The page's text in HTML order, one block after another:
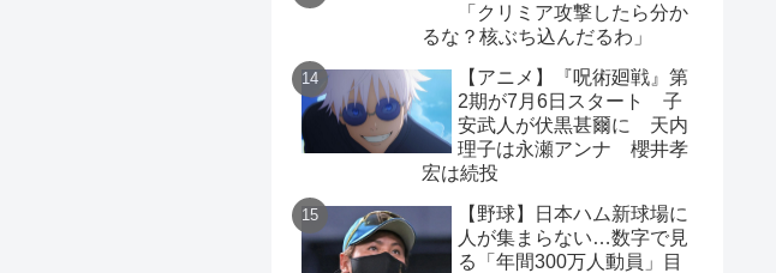
「クリミア攻撃したら分か
るな？核ぶち込んだるわ」
【アニメ】『呪術廻戦』第
2期が7月6日スタート 子
安武人が伏黒甚爾に 天内
理子は永瀬アンナ 櫻井孝
宏は続投
【野球】日本ハム新球場に
人が集まらない…数字で見
る「年間300万人動員」目